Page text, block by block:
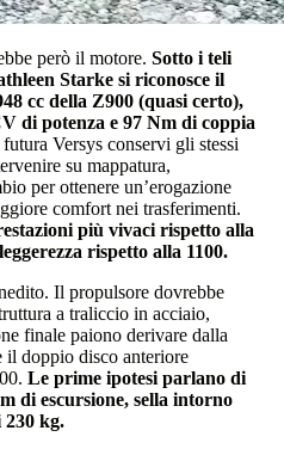
però il motore. Sotto i teli
Starke si riconosce il
cc della Z900 (quasi certo),
di potenza e 97 Nm di coppia
Versys conservi gli stessi
su mappatura,
per ottenere un’erogazione
comfort nei trasferimenti.
più vivaci rispetto alla
rispetto alla 1100.
Il propulsore dovrebbe
a traliccio in acciaio,
finale paiono derivare dalla
il doppio disco anteriore
Le prime ipotesi parlano di
di escursione, sella intorno
230 kg.